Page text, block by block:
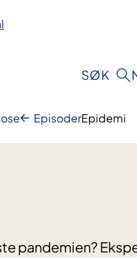
SØK
EpisoderEpidemi
pandemien?